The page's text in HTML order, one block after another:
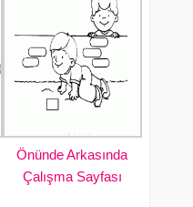
Önünde Arkasında
Çalışma Sayfası